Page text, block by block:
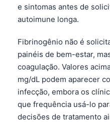
e sintomas antes de
autoimune longa.
Fibrinogênio não é
painéis de bem-estar,
coagulação. Valores
mg/dL podem aparecer
infecção, embora os
que frequência usá-lo
decisões de tratamento